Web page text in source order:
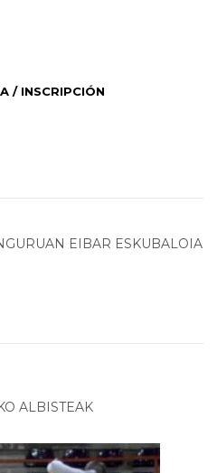
/ INSCRIPCIÓN
EIBAR ESKUBALOIA
ALBISTEAK